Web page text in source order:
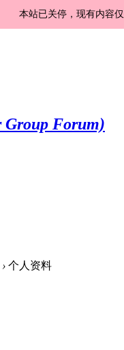
本站已关停，现有内容
› 个人资料